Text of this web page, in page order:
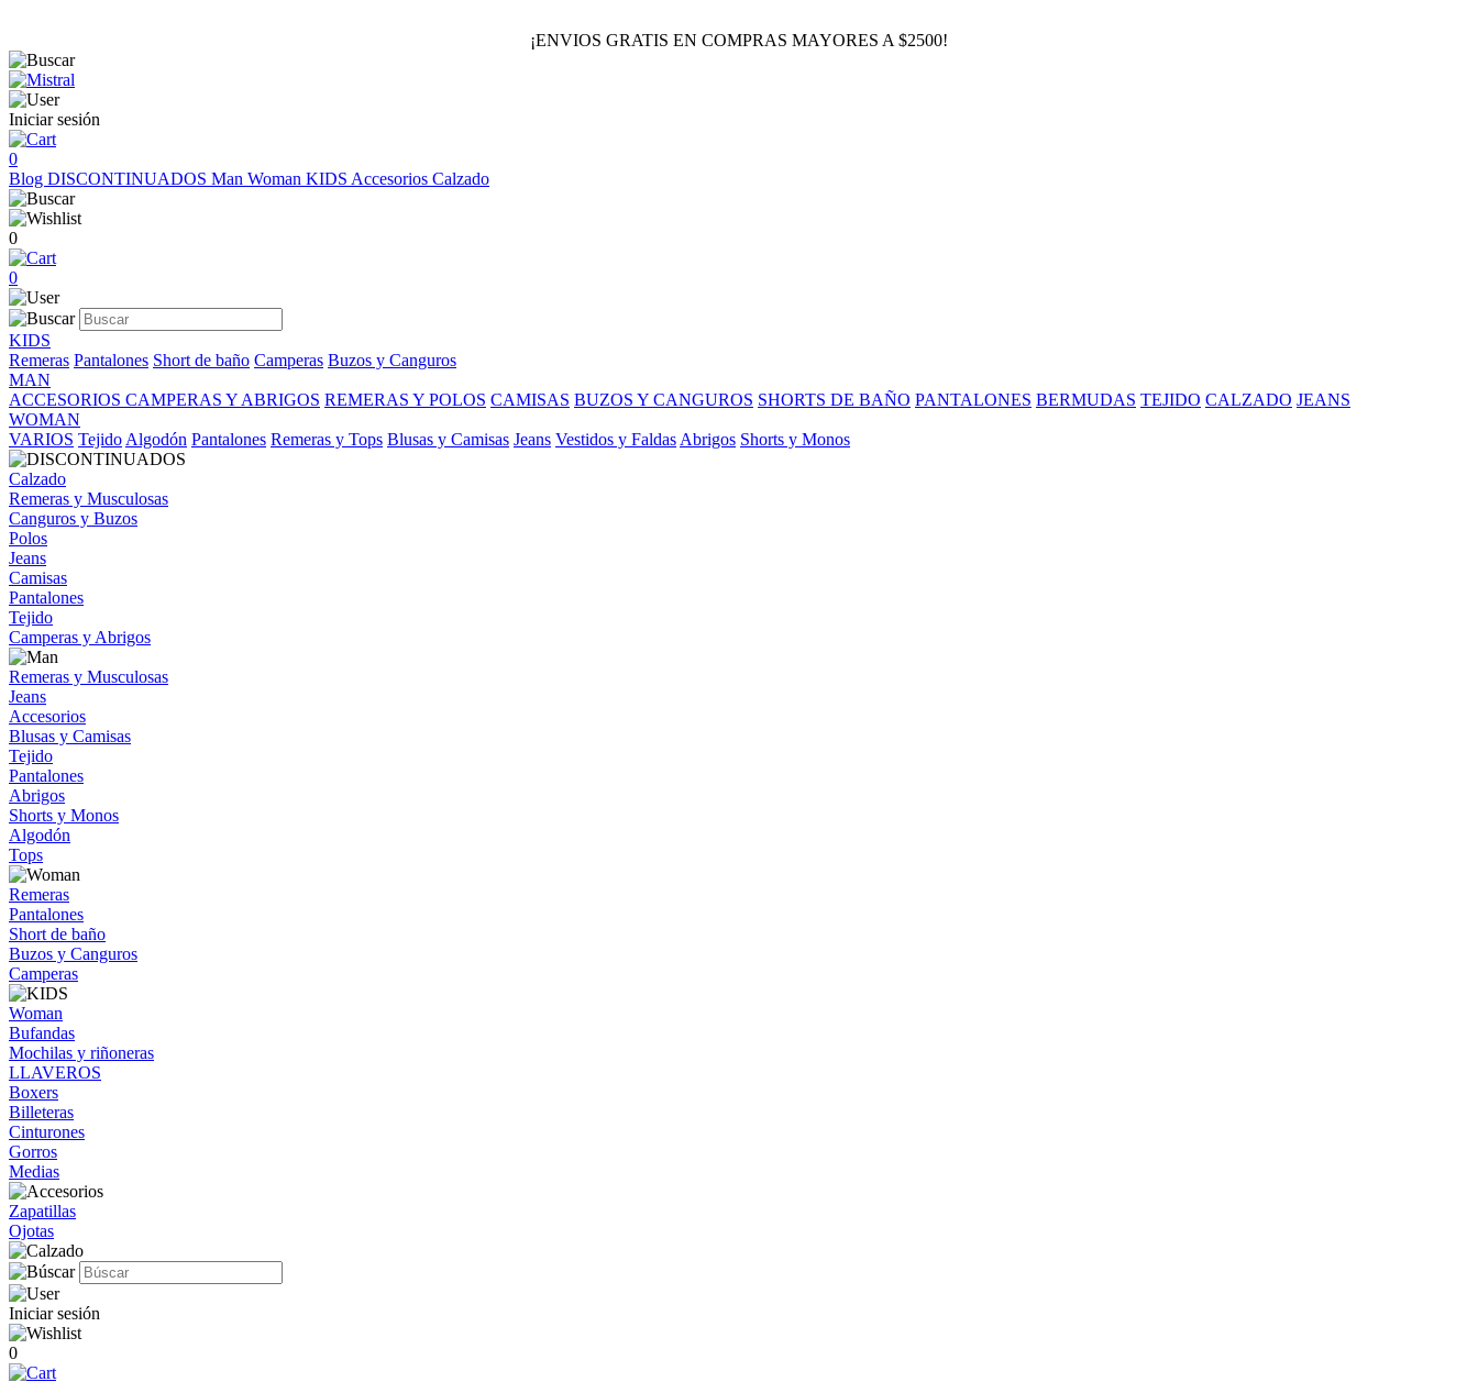
¡ENVIOS GRATIS EN COMPRAS MAYORES A $2500!
Iniciar sesión
0
Blog DISCONTINUADOS Man Woman KIDS Accesorios Calzado
0
0
KIDS
Remeras Pantalones Short de baño Camperas Buzos y Canguros
MAN
ACCESORIOS CAMPERAS Y ABRIGOS REMERAS Y POLOS CAMISAS BUZOS Y CANGUROS SHORTS DE BAÑO PANTALONES BERMUDAS TEJIDO CALZADO JEANS
WOMAN
VARIOS Tejido Algodón Pantalones Remeras y Tops Blusas y Camisas Jeans Vestidos y Faldas Abrigos Shorts y Monos
Calzado
Remeras y Musculosas
Canguros y Buzos
Polos
Jeans
Camisas
Pantalones
Tejido
Camperas y Abrigos
Remeras y Musculosas
Jeans
Accesorios
Blusas y Camisas
Tejido
Pantalones
Abrigos
Shorts y Monos
Algodón
Tops
Remeras
Pantalones
Short de baño
Buzos y Canguros
Camperas
Woman
Bufandas
Mochilas y riñoneras
LLAVEROS
Boxers
Billeteras
Cinturones
Gorros
Medias
Zapatillas
Ojotas
Iniciar sesión
0